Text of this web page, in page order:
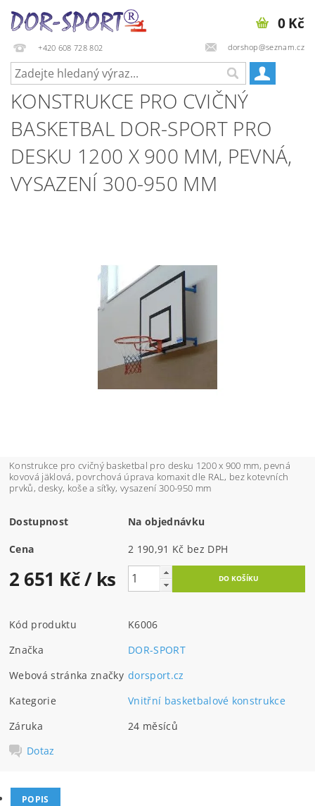
+420 608 728 802 dorshop@seznam.cz
0 Kč
KONSTRUKCE PRO CVIČNÝ
BASKETBAL DOR-SPORT PRO
DESKU 1200 X 900 MM, PEVNÁ,
VYSAZENÍ 300-950 MM
Konstrukce pro cvičný basketbal pro desku 1200 x 900 mm, pevná
kovová jäklová, povrchová úprava komaxit dle RAL, bez kotevních
prvků, desky, koše a síťky, vysazení 300-950 mm
Dostupnost Na objednávku
Cena 2 190,91 Kč bez DPH
2 651 Kč/ ks
Kód produktu
K6006
Značka
DOR-SPORT
Webová stránka značky dorsport.cz
Kategorie
Vnitřní basketbalové konstrukce
Záruka
24 měsíců
Dotaz
POPIS